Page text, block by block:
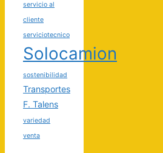
servicio al
cliente
serviciotecnico
Solocamion
sostenibilidad
Transportes
F. Talens
variedad
venta